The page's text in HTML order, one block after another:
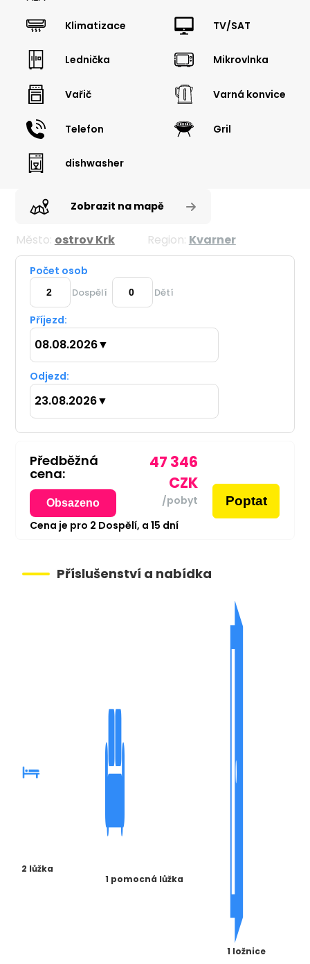
Klimatizace TV/SAT
Lednička Mikrovlnka
Vařič Varná konvice
Telefon Gril
dishwasher
Zobrazit na mapě
Město: ostrov Krk Region: Kvarner
Počet osob
Dospělí Dětí
Příjezd:
08.08.2026▼
Odjezd:
23.08.2026▼
Předběžná
cena:
Obsazeno
47 346
CZK
/pobyt Poptat
Cena je pro 2 Dospělí, a 15 dní
Příslušenství a nabídka
2 lůžka
1 pomocná lůžka
1 ložnice